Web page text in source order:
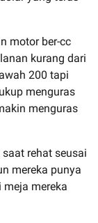
motor ber-cc
kurang dari
200 tapi
menguras
menguras
rehat seusai
mereka punya
meja mereka